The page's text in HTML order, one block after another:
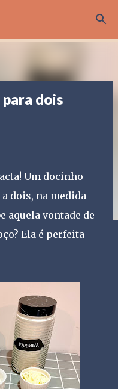
principal
dois
Um docinho
dois, na medida
aquela vontade de
Ela é perfeita